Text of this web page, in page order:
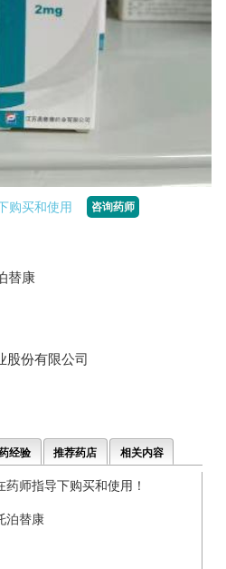
购买和使用 咨询药师
替康
股份有限公司
经验 推荐药店 相关内容
药师指导下购买和使用！
泊替康